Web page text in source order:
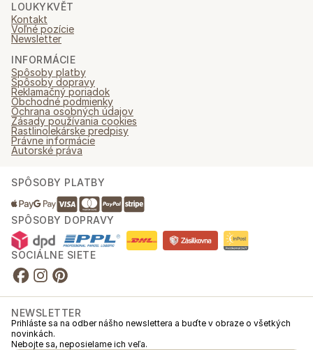
LOUKYKVĚT
Kontakt
Voľné pozície
Newsletter
INFORMÁCIE
Spôsoby platby
Spôsoby dopravy
Reklamačný poriadok
Obchodné podmienky
Ochrana osobných údajov
Zásady používania cookies
Rastlinolekárske predpisy
Právne informácie
Autorské práva
SPÔSOBY PLATBY
SPÔSOBY DOPRAVY
SOCIÁLNE SIETE
NEWSLETTER
Prihláste sa na odber nášho newslettera a buďte v obraze o všetkých
novinkách.
Nebojte sa, neposielame ich veľa.